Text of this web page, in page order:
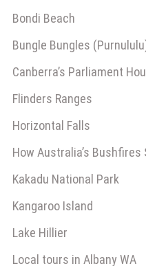
Bondi Beach
Bungle Bungles
Canberra’s Parliament
Flinders Ranges
Horizontal Falls
How Australia’s
Kakadu National Park
Kangaroo Island
Lake Hillier
Local tours in Albany WA